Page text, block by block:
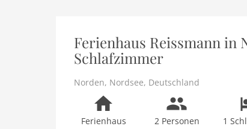
Ferienhaus Reissmann in
Schlafzimmer
Norden, Nordsee, Deutschland
Ferienhaus 2 Personen 1